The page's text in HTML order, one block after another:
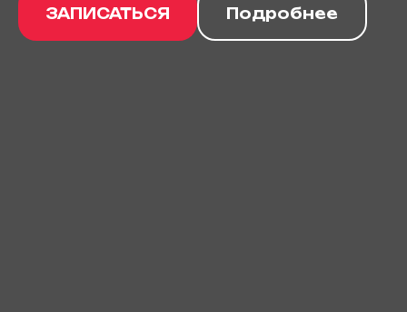
ЗАПИСАТЬСЯ Подробнее